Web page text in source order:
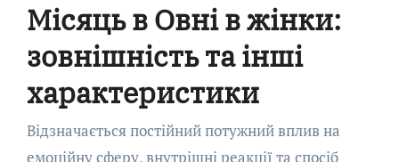
Місяць в Овні в жінки:
зовнішність та інші
характеристики
Відзначається постійний потужний вплив на
емоційну сферу, внутрішні реакції та спосіб